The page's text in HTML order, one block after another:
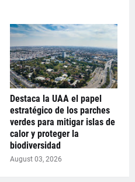
Destaca la UAA el papel
estratégico de los parches
verdes para mitigar islas de
calor y proteger la
biodiversidad
August 03, 2026